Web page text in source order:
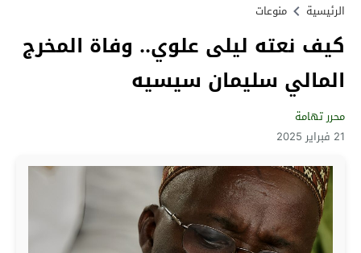
الرئيسية منوعات
كيف نعته ليلى علوي.. وفاة المخرج
المالي سليمان سيسيه
محرر تهامة
21 فبراير 2025